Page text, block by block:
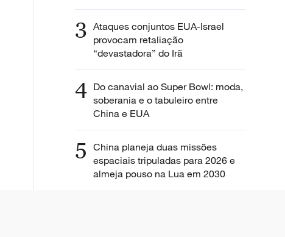
3 Ataques conjuntos EUA-Israel
provocam retaliação
“devastadora” do Irã
4 Do canavial ao Super Bowl: moda,
soberania e o tabuleiro entre
China e EUA
5 China planeja duas missões
espaciais tripuladas para 2026 e
almeja pouso na Lua em 2030